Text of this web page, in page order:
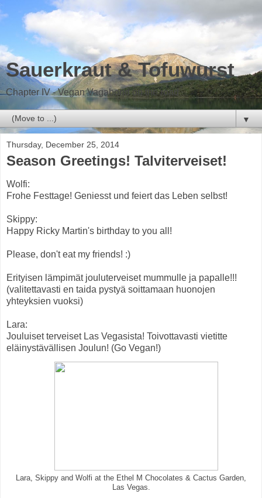
Sauerkraut & Tofuwurst
Chapter IV - Vegan Vagabond on the road
▼
Thursday, December 25, 2014
Season Greetings! Talviterveiset!
Wolfi:
Frohe Festtage! Geniesst und feiert das Leben selbst!
Skippy:
Happy Ricky Martin's birthday to you all!
Please, don't eat my friends! :)
Erityisen lämpimät jouluterveiset mummulle ja papalle!!!
(valitettavasti en taida pystyä soittamaan huonojen
yhteyksien vuoksi)
Lara:
Jouluiset terveiset Las Vegasista! Toivottavasti vietitte
eläinystävällisen Joulun! (Go Vegan!)
Lara, Skippy and Wolfi at the Ethel M Chocolates & Cactus Garden,
Las Vegas.